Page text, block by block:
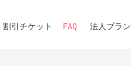
割引チケット FAQ 法人プラン